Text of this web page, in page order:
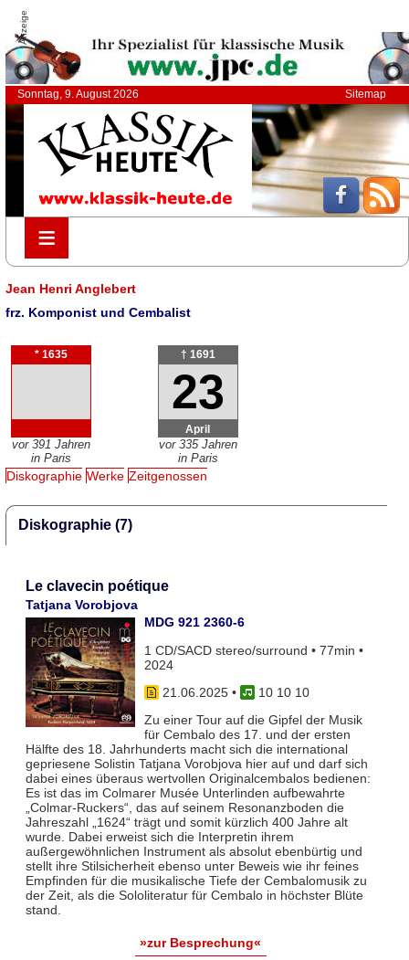
Anzeige
Sonntag, 9. August 2026 Sitemap
≡
≡
Jean Henri Anglebert
frz. Komponist und Cembalist
* 1635
vor 391 Jahren
in Paris
† 1691
23
April
vor 335 Jahren
in Paris
Diskographie Werke Zeitgenossen
Diskographie (7)
Le clavecin poétique
Tatjana Vorobjova
MDG 921 2360-6
1 CD/SACD stereo/surround • 77min •
2024
21.06.2025•
10 10 10
Zu einer Tour auf die Gipfel der Musik
für Cembalo des 17. und der ersten
Hälfte des 18. Jahrhunderts macht sich die international
gepriesene Solistin Tatjana Vorobjova hier auf und darf sich
dabei eines überaus wertvollen Originalcembalos bedienen:
Es ist das im Colmarer Musée Unterlinden aufbewahrte
„Colmar-Ruckers“, das auf sei­nem Resonanzboden die
Jahreszahl „1624“ trägt und somit kürzlich 400 Jahre alt
wur­de. Dabei erweist sich die Interpretin ihrem
außergewöhn­lichen Instru­ment als absolut ebenbürtig und
stellt ihre Stilsicherheit ebenso unter Beweis wie ihr feines
Empfin­den für die musikalische Tiefe der Cembalomusik zu
der Zeit, als die Sololite­ratur für Cemba­lo in höchster Blüte
stand.
»zur Besprechung«